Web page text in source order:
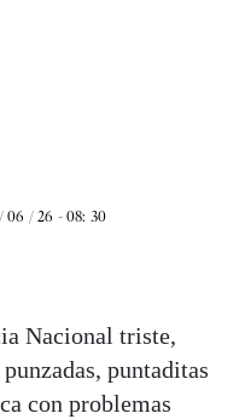
06 / 26 - 08: 30
Nacional triste,
puntaditas
con problemas